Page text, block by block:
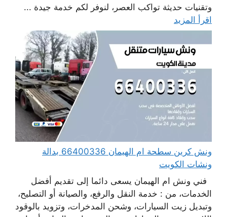
وتقنيات حديثة تواكب العصر، لنوفر لكم خدمة جيدة ...
اقرأ المزيد
ونش كرين سطحة ام الهيمان 66400336 بدالة
ونشات الكويت
فني ونش ام الهيمان يسعى دائما إلى تقديم أفضل
الخدمات، من : خدمة النقل والرفع، والصيانة أو التصليح،
وتبديل زيت السيارات، وشحن المدخرات، وتزويد بالوقود